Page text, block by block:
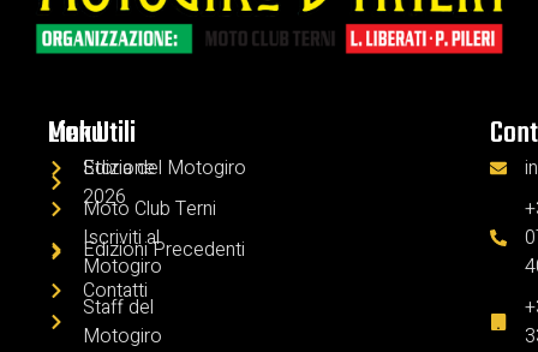
Menu
Edizione
2026
Iscriviti al
Motogiro
Staff del
Motogiro
Link Utili
Storia del Motogiro
Moto Club Terni
Edizioni Precedenti
Contatti